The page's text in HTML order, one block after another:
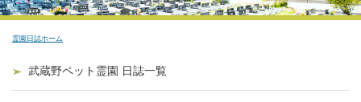
霊園日誌ホーム
武蔵野ペット霊園 日誌一覧